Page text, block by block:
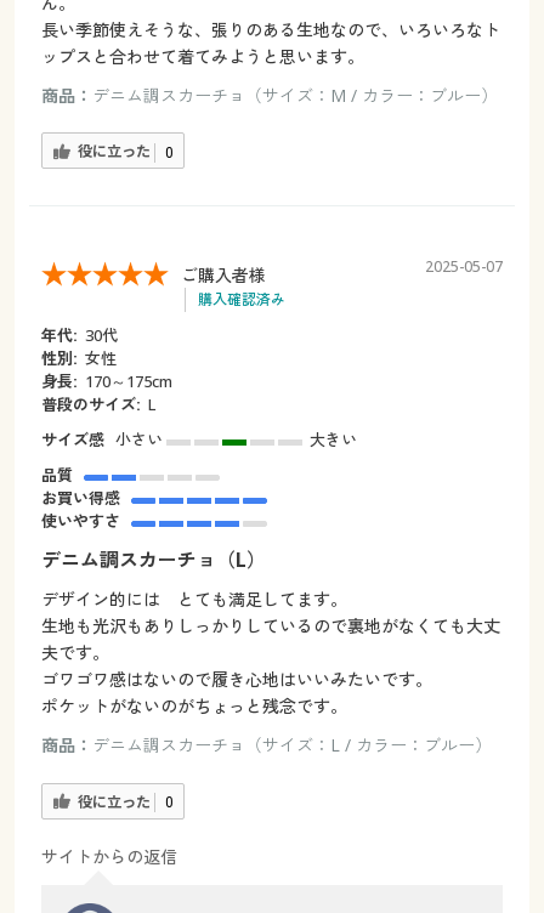
長い季節使えそうな、張りのある生地なので、いろいろなト
ップスと合わせて着てみようと思います。
商品： デニム調スカーチョ（サイズ：M / カラー：ブルー）
役に立った 0
ご購入者様
購入確認済み
2025-05-07
年代: 30代
性別: 女性
身長: 170～175cm
普段のサイズ: L
サイズ感 小さい
大きい
品質
お買い得感
使いやすさ
デニム調スカーチョ（L）
デザイン的には とても満足してます。
生地も光沢もありしっかりしているので裏地がなくても大丈
夫です。
ゴワゴワ感はないので履き心地はいいみたいです。
ポケットがないのがちょっと残念です。
商品： デニム調スカーチョ（サイズ：L / カラー：ブルー）
役に立った 0
サイトからの返信